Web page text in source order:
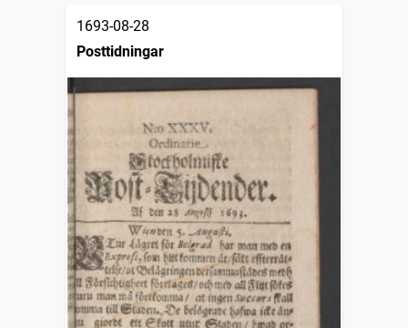
1693-08-28
Posttidningar